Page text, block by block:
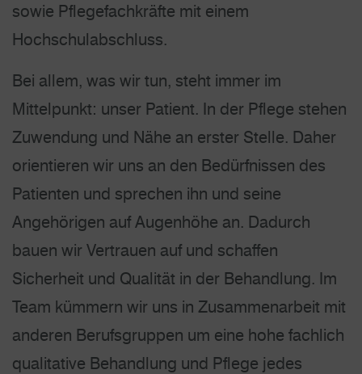
sowie Pflegefachkräfte mit einem
Hochschulabschluss.
Bei allem, was wir tun, steht immer im
Mittelpunkt: unser Patient. In der Pflege stehen
Zuwendung und Nähe an erster Stelle. Daher
orientieren wir uns an den Bedürfnissen des
Patienten und sprechen ihn und seine
Angehörigen auf Augenhöhe an. Dadurch
bauen wir Vertrauen auf und schaffen
Sicherheit und Qualität in der Behandlung. Im
Team kümmern wir uns in Zusammen­arbeit mit
anderen Berufs­gruppen um eine hohe fachlich
qualitative Behandlung und Pflege jedes